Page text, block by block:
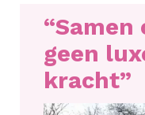
“Samen
geen
kracht”